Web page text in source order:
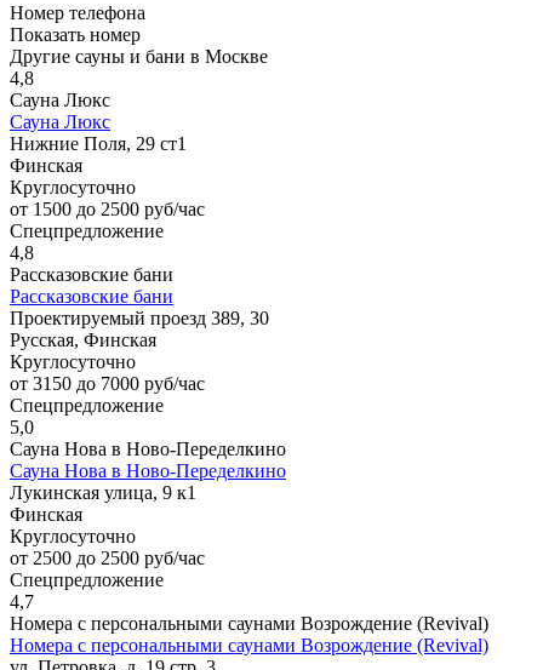
Номер телефона
Показать номер
Другие сауны и бани в Москве
4,8
Сауна Люкс
Сауна Люкс
Нижние Поля, 29 ст1
Финская
Круглосуточно
от 1500 до 2500 руб/час
Спецпредложение
4,8
Рассказовские бани
Рассказовские бани
Проектируемый проезд 389, 30
Русская, Финская
Круглосуточно
от 3150 до 7000 руб/час
Спецпредложение
5,0
Сауна Нова в Ново-Переделкино
Сауна Нова в Ново-Переделкино
Лукинская улица, 9 к1
Финская
Круглосуточно
от 2500 до 2500 руб/час
Спецпредложение
4,7
Номера с персональными саунами Возрождение (Revival)
Номера с персональными саунами Возрождение (Revival)